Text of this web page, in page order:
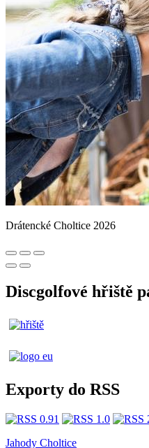
Drátencké Choltice 2026
Discgolfové hřiště
Exporty do RSS
Jahody Choltice